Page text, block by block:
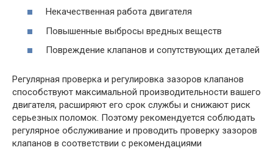
Некачественная работа двигателя
Повышенные выбросы вредных веществ
Повреждение клапанов и сопутствующих деталей
Регулярная проверка и регулировка зазоров клапанов
способствуют максимальной производительности вашего
двигателя, расширяют его срок службы и снижают риск
серьезных поломок. Поэтому рекомендуется соблюдать
регулярное обслуживание и проводить проверку зазоров
клапанов в соответствии с рекомендациями